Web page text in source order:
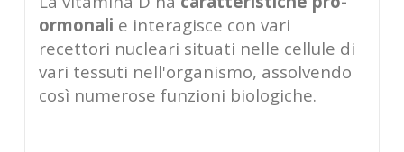
ormonali e interagisce con vari
recettori nucleari situati nelle cellule di
vari tessuti nell'organismo, assolvendo
così numerose funzioni biologiche.